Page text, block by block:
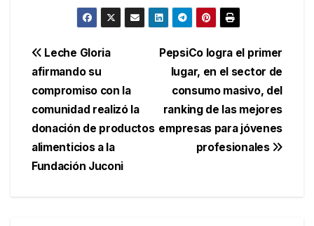
Navegación
de
entradas
PepsiCo logra el primer
lugar, en el sector de
consumo masivo, del
ranking de las mejores
empresas para jóvenes
profesionales
Leche Gloria
afirmando su
compromiso con la
comunidad realizó la
donación de productos
alimenticios a la
Fundación Juconi